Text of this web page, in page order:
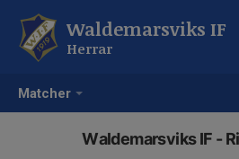
Matcher
Waldemarsviks IF
Herrar
Waldemarsviks IF -